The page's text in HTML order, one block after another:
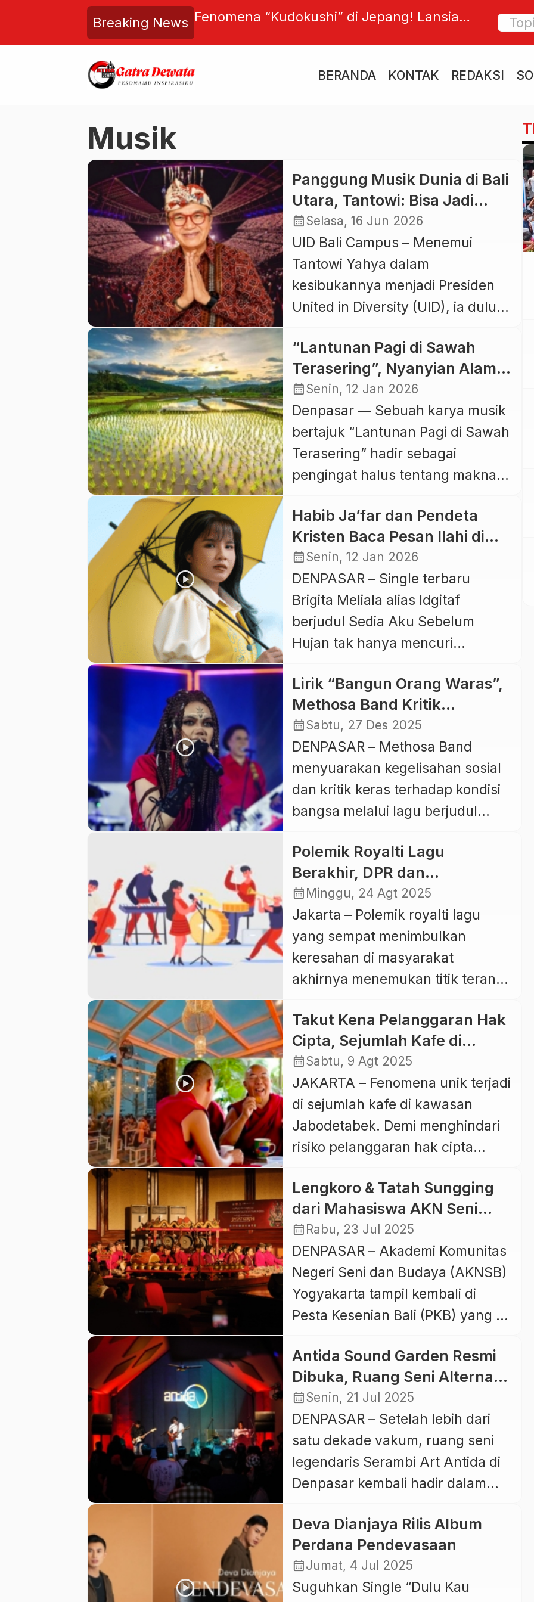
Breaking News
di Jepang! Lansia
Kesepian, Pakar Sebut
Mengkhawatirkan
Dari Narapidana ke Ikon Film Aksi, Danny
Doa
BERANDA KONTAK REDAKSI
Musik
Panggung Musik Dunia di Bali
Utara, Tantowi: Bisa Jadi
Mesin Magnet Baru
Pariwisata dan Ekonomi
calendar_monthSelasa, 16 Jun 2026
UID Bali Campus – Menemui
Tantowi Yahya dalam
kesibukannya menjadi Presiden
United in Diversity (UID), ia dulu
pembawa acara televisi, politikus
dan aktor berkebangsaan
Indonesia. Tantowi pernah
menjabat anggota Dewan
Perwakilan Rakyat Republik
Indonesia masa jabatan 2009-
2017 dari Partai Golkar, memiliki
penyelenggaraan konser dan
festival musik kelas […]
“Lantunan Pagi di Sawah
Terasering”, Nyanyian Alam
tentang Kesederhanaan dan
Syukur ala Bali
calendar_monthSenin, 12 Jan 2026
Denpasar — Sebuah karya musik
bertajuk “Lantunan Pagi di Sawah
Terasering” hadir sebagai
pengingat halus tentang makna
Lagu ini mengalir seperti embun
pagi di hamparan sawah
berundak Bali, membawa
pendengarnya menyelami
keheningan alam, kesederhanaan
hidup, serta hubungan mendalam
antara manusia dan bumi. Melalui
lagu ini […]
Habib Ja’far dan Pendeta
Kristen Baca Pesan Ilahi di
Lagu Idgitaf
calendar_monthSenin, 12 Jan 2026
DENPASAR – Single terbaru
Brigita Meliala alias Idgitaf
berjudul Sedia Aku Sebelum
Hujan tak hanya mencuri
juga memantik perenungan
spiritual lintas agama. Lagu yang
dirilis pada 8 Oktober 2025 itu
dinilai menyimpan pesan
ketuhanan yang kuat, baik dari
sudut pandang Islam maupun
Kristen. Pendakwah muda
bin Ja’far […]
Lirik “Bangun Orang Waras”,
Methosa Band Kritik
Demokrasi Busuk hingga
Nasib Rakyat Kecil
calendar_monthSabtu, 27 Des 2025
DENPASAR – Methosa Band
menyuarakan kegelisahan sosial
dan kritik keras terhadap kondisi
bangsa melalui lagu berjudul
liriknya tidak sekadar menjadi
ekspresi musikal, melainkan
potret tajam realitas politik,
ekonomi, dan ketidakadilan
struktural yang dirasakan
masyarakat luas. Seruan “bangun
orang waras” yang berulang kali
ajakan kesadaran kolektif.
Methosa Band menilai demokrasi
[…]
Polemik Royalti Lagu
Berakhir, DPR dan
Pemerintah Sepakat Revisi
UU Hak Cipta
calendar_month Minggu, 24 Agt 2025
Jakarta – Polemik royalti lagu
yang sempat menimbulkan
keresahan di masyarakat
akhirnya menemukan titik terang.
bersama pemerintah, Lembaga
Manajemen Kolektif Nasional
(LMKN), serta para musisi
sepakat mengakhiri kegaduhan
melalui langkah konkret berupa
revisi Undang-Undang Hak Cipta
dan audit sistem penarikan
tercapai dalam rapat konsultasi di
Kompleks Parlemen, Senayan,
[…]
Takut Kena Pelanggaran Hak
Cipta, Sejumlah Kafe di
Jabodetabek Putar Chant Om
Mani Padme Hum
calendar_monthSabtu, 9 Agt 2025
JAKARTA – Fenomena unik terjadi
di sejumlah kafe di kawasan
Jabodetabek. Demi menghindari
risiko pelanggaran hak cipta
pemilik kafe memilih langkah tak
biasa. Mereka mengganti seluruh
backsound mereka dengan
lantunan chant “Om Mani Padme
Hum” yang menenangkan.
Awalnya, keputusan ini muncul
setelah meningkatnya razia dan
yang memegang hak […]
Lengkoro & Tatah Sungging
dari Mahasiswa AKN Seni
Budaya Yogyakarta Warnai
Panggung PKB 2025
calendar_month Rabu, 23 Jul 2025
DENPASAR – Akademi Komunitas
Negeri Seni dan Budaya (AKNSB)
Yogyakarta tampil kembali di
Pesta Kesenian Bali (PKB) yang ke
mulai dari tanggal 21 Juni sampai
19 Juli 2025. Telah berlangsung
selama 47 tahun, PKB bukan
hanya sekedar festival seni,
melainkan sebuah peristiwa
budaya monumental yang
menjadi ajang pelestarian dan
Antida Sound Garden Resmi
Dibuka, Ruang Seni Alternatif
Hidup Lagi di Denpasar
calendar_monthSenin, 21 Jul 2025
DENPASAR – Setelah lebih dari
satu dekade vakum, ruang seni
legendaris Serambi Art Antida di
Denpasar kembali hadir dalam
Garden. Peresmian ruang seni ini
berlangsung meriah pada Sabtu
malam (19/7) melalui acara
bertajuk “The Rebirth of Antida
Deva Dianjaya Rilis Album
Perdana Pendevasaan
calendar_monthJumat, 4 Jul 2025
Suguhkan Single “Dulu Kau